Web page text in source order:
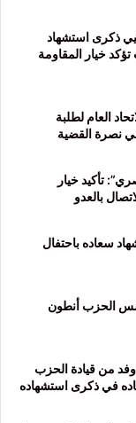
ذكرى استشهاد
خيار المقاومة
العام لطلبة
نصرة القضية
تأكيد خيار
بالعدو
القومي تحيي الذكرى 77 لاستشهاد سعاده باحتفال
الحزب أنطون
من قيادة الحزب
في ذكرى استشهاده